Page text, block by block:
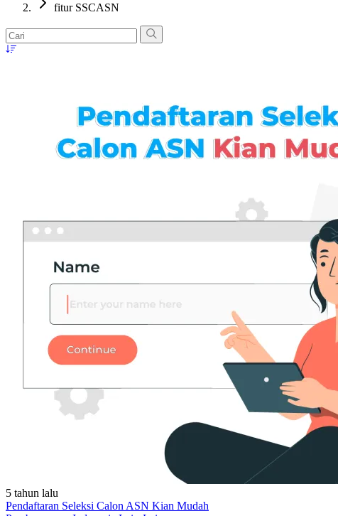
fitur SSCASN
5 tahun lalu
Pendaftaran Seleksi Calon ASN Kian Mudah